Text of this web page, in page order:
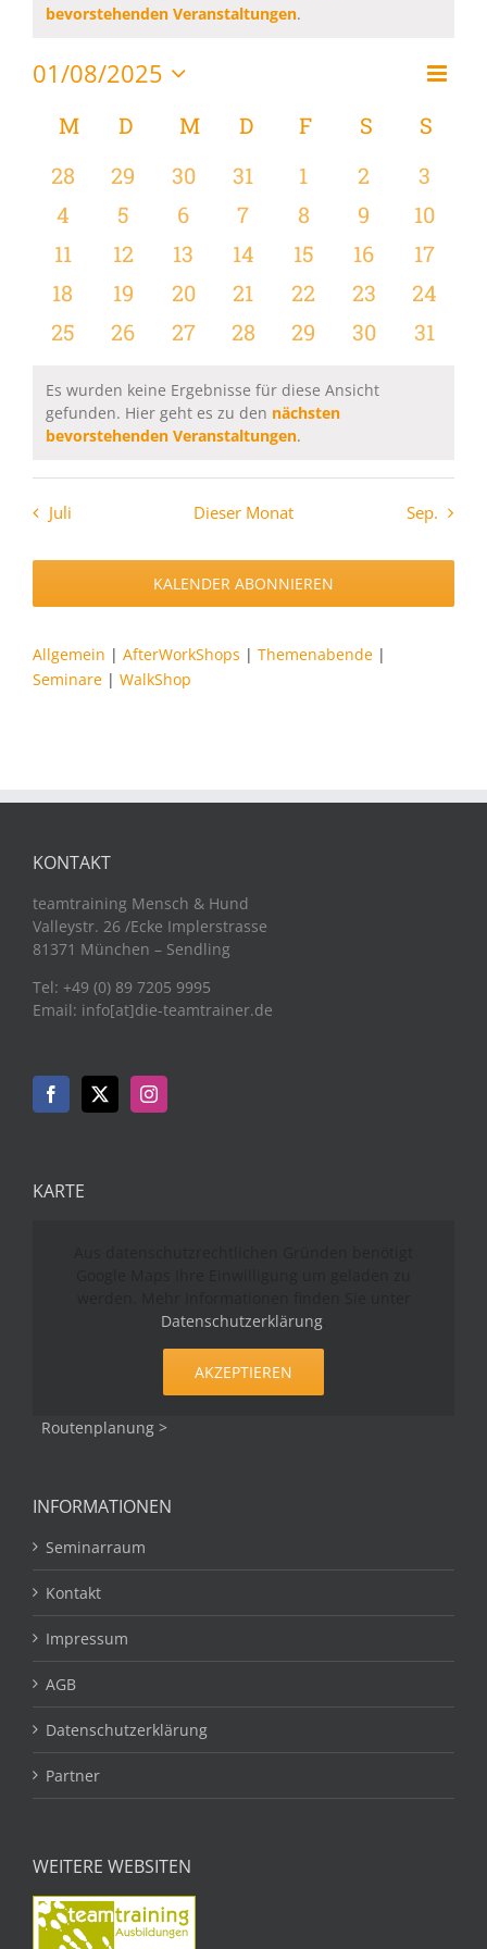
bevorstehenden Veranstaltungen.
Monat
01/08/2025
wählen.
Kalender
von
Veranstaltungen
MMONTAG
D DIENSTAG
MMITTWOCH
D DONNERSTAG
F FREITAG
S SAMSTAG
S
0
Veranstaltungen
28
0
Veranstaltungen
29
0
Veranstaltungen
30
0
Veranstaltungen
31
0
Veranstaltungen
1
0
2
0
3
0
Veranstaltungen
4
0
Veranstaltungen
5
0
Veranstaltungen
6
0
Veranstaltungen
7
0
Veranstaltungen
8
0
9
0
10
0
Veranstaltungen
11
0
Veranstaltungen
12
0
Veranstaltungen
13
0
Veranstaltungen
14
0
Veranstaltungen
15
0
16
0
17
0
Veranstaltungen
18
0
Veranstaltungen
19
0
Veranstaltungen
20
0
Veranstaltungen
21
0
Veranstaltungen
22
0
23
0
24
0
25
0
26
0
27
0
28
0
29
0
30
0
31
Hinweis
Es wurden keine Ergebnisse für diese Ansicht
gefunden. Hier geht es zu den nächsten
bevorstehenden Veranstaltungen.
Juli Dieser Monat Sep.
KALENDER ABONNIEREN
Allgemein | AfterWorkShops | Themenabende |
Seminare | WalkShop
KONTAKT
teamtraining Mensch & Hund
Valleystr. 26 /Ecke Implerstrasse
81371 München – Sendling
Tel: +49 (0) 89 7205 9995
Email: info[at]die-teamtrainer.de
KARTE
Datenschutzerklärung.
AKZEPTIEREN
Routenplanung >
INFORMATIONEN
Seminarraum
Kontakt
Impressum
AGB
Datenschutzerklärung
Partner
WEITERE WEBSITEN